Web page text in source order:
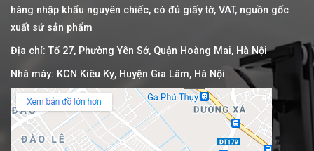
hàng nhập khẩu nguyên chiếc, có đủ giấy tờ, VAT, nguồn gốc
xuất sứ sản phẩm
Địa chỉ: Tổ 27, Phường Yên Sở, Quận Hoàng Mai, Hà Nội
Nhà máy: KCN Kiêu Kỵ, Huyện Gia Lâm, Hà Nội.